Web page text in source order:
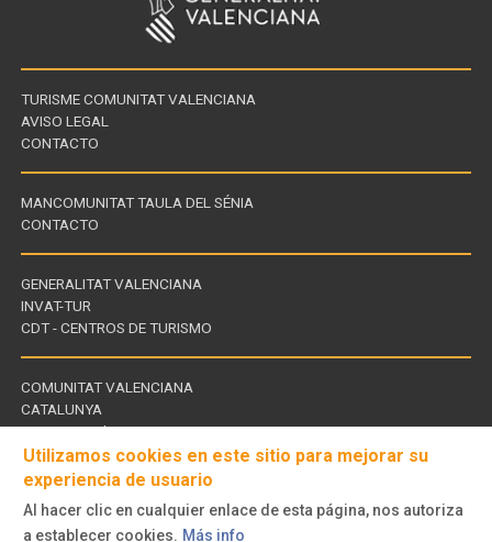
TURISME COMUNITAT VALENCIANA
AVISO LEGAL
CONTACTO
MANCOMUNITAT TAULA DEL SÉNIA
CONTACTO
Links
of
interest
GENERALITAT VALENCIANA
INVAT-TUR
CDT - CENTROS DE TURISMO
Links
of
interest
COMUNITAT VALENCIANA
CATALUNYA
TERRES DE L'EBRE
Follow
Utilizamos cookies en este sitio para mejorar su
experiencia de usuario
Al hacer clic en cualquier enlace de esta página, nos autoriza
a establecer cookies. Más info